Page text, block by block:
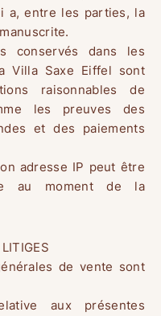
a, entre les parties, la
conservés dans les
Villa Saxe Eiffel sont
raisonnables de
les preuves des
et des paiements
adresse IP peut être
au moment de la
de vente sont
aux présentes